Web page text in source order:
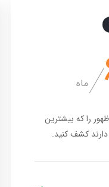
ماه
را که بیشترین
دارند کشف کنید.